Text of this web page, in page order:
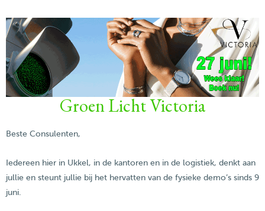
Groen Licht Victoria
Beste Consulenten,
Iedereen hier in Ukkel, in de kantoren en in de logistiek, denkt aan
jullie en steunt jullie bij het hervatten van de fysieke demo’s sinds 9
juni.